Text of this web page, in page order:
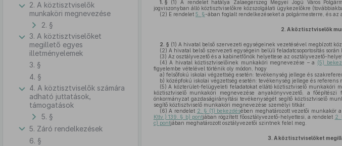
2. A köztisztviselők
munkaköri megnevezése
2. §
3. A köztisztviselőket
megillető egyes
illetményelemek
3. §
4. §
4. A köztisztviselők számára
adható juttatások,
támogatások
5. §
5. Záró rendelkezések
6. §
1. § (1)
A rendelet hatálya Zalaegerszeg Megyei Jogú Város
jogviszonyban álló köztisztviselőkre közszolgálati ügykezelőkre
(2) E rendelet 5. §-ában foglalt rendelkezéseket a polgármesterre, és az
2. A köztisztviselők
2. § (1) A hivatal belső szervezeti egységeinek vezetésével megbízott
(2) A hivatal belső szervezeti egységein belüli feladatcsoportosítás során
(3) Az osztályvezető és a kabinetfőnök helyettese az osztályvezető-
(4) A hivatal köztisztviselőinek munkaköri megnevezése – a (5)
figyelembe vételével történik oly módon, hogy
a) felsőfokú iskolai végzettség esetén: tevékenység jellege és
b) középfokú iskolai végzettség esetén: tevékenység jellege és referens
(5) A közterület-felügyeleti feladatokat ellátó köztisztviselő munkaköri
köztisztviselő munkaköri megnevezése anyakönyvvezető, a
önkormányzat gazdaságirányítási tevékenységét segítő köztisztviselő
segítő köztisztviselő munkaköri megnevezése személyi titkár.
(6) A rendelet 2. § (1) bekezdésében meghatározott vezetői munkakör
Kttv.) 139. § b) pontjában rögzített főosztályvezető-helyettesi, a rendelet 2.
c) pontjában meghatározott osztályvezetői szintnek felel meg.
3. A köztisztviselőket